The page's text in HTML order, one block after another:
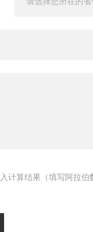
计算结果（填写阿拉伯